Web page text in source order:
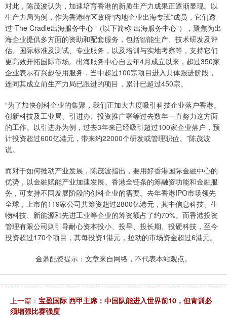
对此，陈茂波认为，加速培育香港的新质生产力成果正逐渐显现。以
生产力局为例，作为香港特区政府“内地企业出海专班”成员，它们透
过“The Cradle出海服务中心”（以下简称“出海服务中心”），聚焦为出
海企业提供多方面的资助和配套服务，包括智能生产、技术研发及评
估、国际标准及测试、专业服务，以及培训与实地考察等，支持它们
更高效开拓国际市场。出海服务中心自去年4月成立以来，超过350家
企业表示有兴趣使用服务，当中超过100宗项目进入具体跟进阶段，
连同其成立前生产力局已跟进的项目，累计已超过450宗。
“为了加快创科企业的集聚，我们正加大力度吸引科技企业落户香港。
创新科技及工业局、引进办、投资推广署等过去数年一直努力这方面
的工作。以引进办为例，过去3年来已经吸引超过100家企业落户，预
计投资超过600亿港元，带来约22000个研发或管理职位。”陈茂波
说。
而对于如何推动产业发展，陈茂波指出，要用好香港国际金融中心的
优势，以金融赋能产业加速发展。香港全链条的筹融资功能和金融服
务，可支持不同发展阶段的创科企业的需要。去年香港IPO市场领先
全球，上市的119家公司共筹资超过2800亿港元，其中信息科技、生
物科技、新能源和先进工业等企业的筹资额占了约70%。而香港投资
管理有限公司则引导耐心资本投小、投早、投长期、投硬科技，至今
投资超过170个项目，其每投资1港元，拉动的市场资金超过6港元。
金鼎配资提示：文章来自网络，不代表本站观点。
上一篇： 宝盈国际 西甲主席：中国队能进入世界前10，但青训必
须增强比赛强度